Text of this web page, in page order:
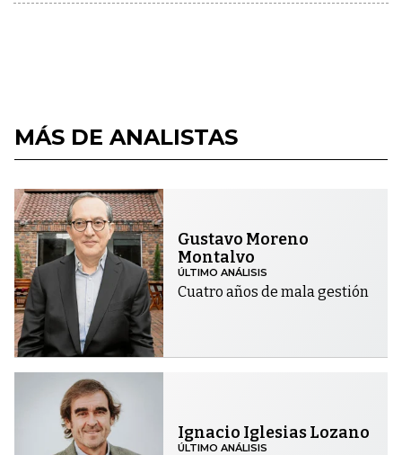
MÁS DE ANALISTAS
Gustavo Moreno
Montalvo
ÚLTIMO ANÁLISIS
Cuatro años de mala gestión
Ignacio Iglesias Lozano
ÚLTIMO ANÁLISIS